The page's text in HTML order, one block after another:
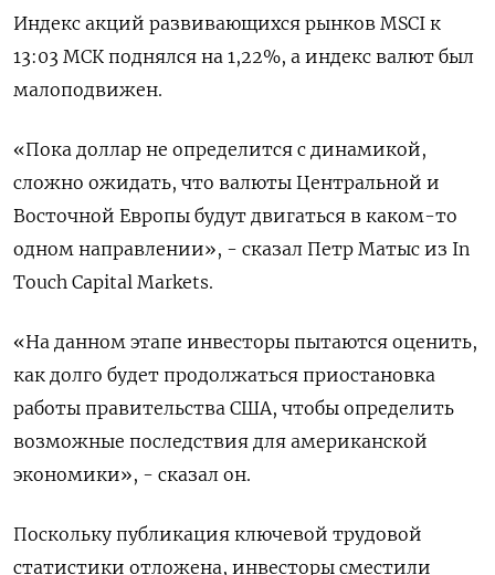
Индекс акций развивающихся рынков MSCI к
13:03 МСК поднялся на 1,22%, а индекс валют был
малоподвижен.
«Пока доллар не определится с динамикой,
сложно ожидать, что валюты Центральной и
Восточной Европы будут двигаться в каком-то
одном направлении», - сказал Петр Матыс из In
Touch Capital Markets.
«На данном этапе инвесторы пытаются оценить,
как долго будет продолжаться приостановка
работы правительства США, чтобы определить
возможные последствия для американской
экономики», - сказал он.
Поскольку публикация ключевой трудовой
статистики отложена, инвесторы сместили